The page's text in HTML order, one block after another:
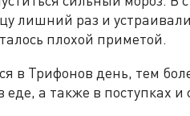
лишний раз и
плохой приметой.
в Трифонов день, тем
а также в поступках и